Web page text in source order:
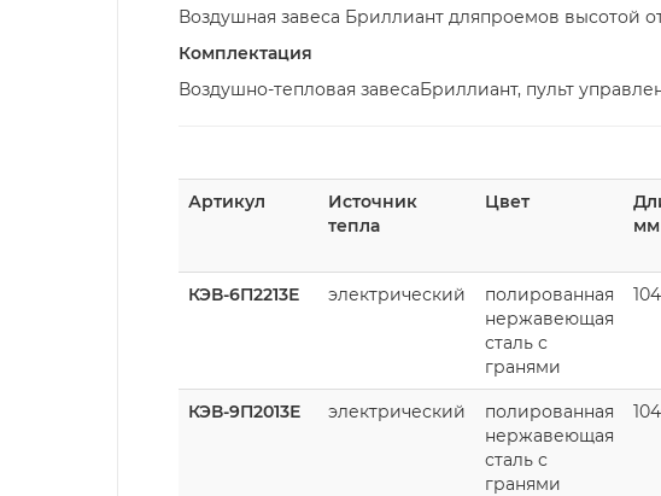
Воздушная завеса Бриллиант дляпроемов высотой
Комплектация
Воздушно-тепловая завесаБриллиант, пульт
Артикул
Источник
тепла
Цвет
мм
КЭВ-6П2213Е электрический
полированная
нержавеющая
сталь с
гранями
КЭВ-9П2013Е электрический
полированная
нержавеющая
сталь с
гранями